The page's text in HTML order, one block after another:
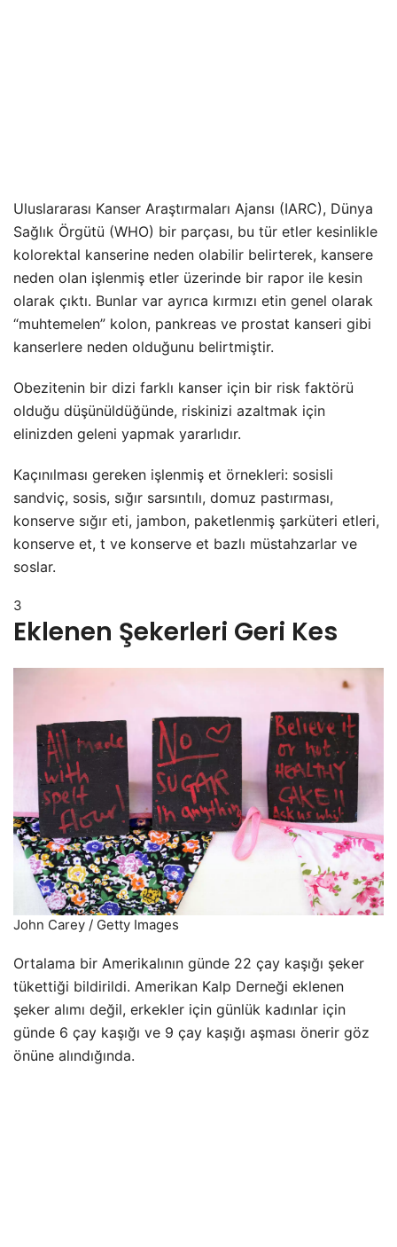
Uluslararası Kanser Araştırmaları Ajansı (IARC), Dünya
Sağlık Örgütü (WHO) bir parçası, bu tür etler kesinlikle
kolorektal kanserine neden olabilir belirterek, kansere
neden olan işlenmiş etler üzerinde bir rapor ile kesin
olarak çıktı. Bunlar var ayrıca kırmızı etin genel olarak
“muhtemelen” kolon, pankreas ve prostat kanseri gibi
kanserlere neden olduğunu belirtmiştir.
Obezitenin bir dizi farklı kanser için bir risk faktörü
olduğu düşünüldüğünde, riskinizi azaltmak için
elinizden geleni yapmak yararlıdır.
Kaçınılması gereken işlenmiş et örnekleri: sosisli
sandviç, sosis, sığır sarsıntılı, domuz pastırması,
konserve sığır eti, jambon, paketlenmiş şarküteri etleri,
konserve et, t ve konserve et bazlı müstahzarlar ve
soslar.
3
Eklenen Şekerleri Geri Kes
John Carey / Getty Images
Ortalama bir Amerikalının günde 22 çay kaşığı şeker
tükettiği bildirildi. Amerikan Kalp Derneği eklenen
şeker alımı değil, erkekler için günlük kadınlar için
günde 6 çay kaşığı ve 9 çay kaşığı aşması önerir göz
önüne alındığında.